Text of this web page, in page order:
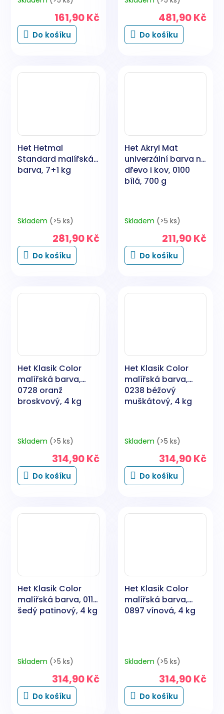
161,90 Kč
Do košíku
481,90 Kč
Do košíku
Het Hetmal
Standard malířská
barva, 7+1 kg
Skladem (>5 ks)
281,90 Kč
Do košíku
Het Akryl Mat
univerzální barva na
dřevo i kov, 0100
bílá, 700 g
Skladem (>5 ks)
211,90 Kč
Do košíku
Het Klasik Color
malířská barva,
0728 oranž
broskvový, 4 kg
Skladem (>5 ks)
314,90 Kč
Do košíku
Het Klasik Color
malířská barva,
0238 béžový
muškátový, 4 kg
Skladem (>5 ks)
314,90 Kč
Do košíku
Het Klasik Color
malířská barva, 0117
šedý patinový, 4 kg
Skladem (>5 ks)
314,90 Kč
Do košíku
Het Klasik Color
malířská barva,
0897 vínová, 4 kg
Skladem (>5 ks)
314,90 Kč
Do košíku